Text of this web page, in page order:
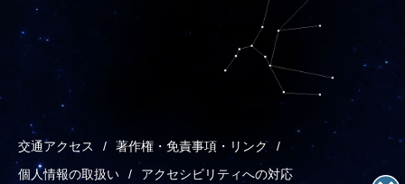
交通アクセス
著作権・免責事項・リンク
個人情報の取扱い
アクセシビリティへの対応